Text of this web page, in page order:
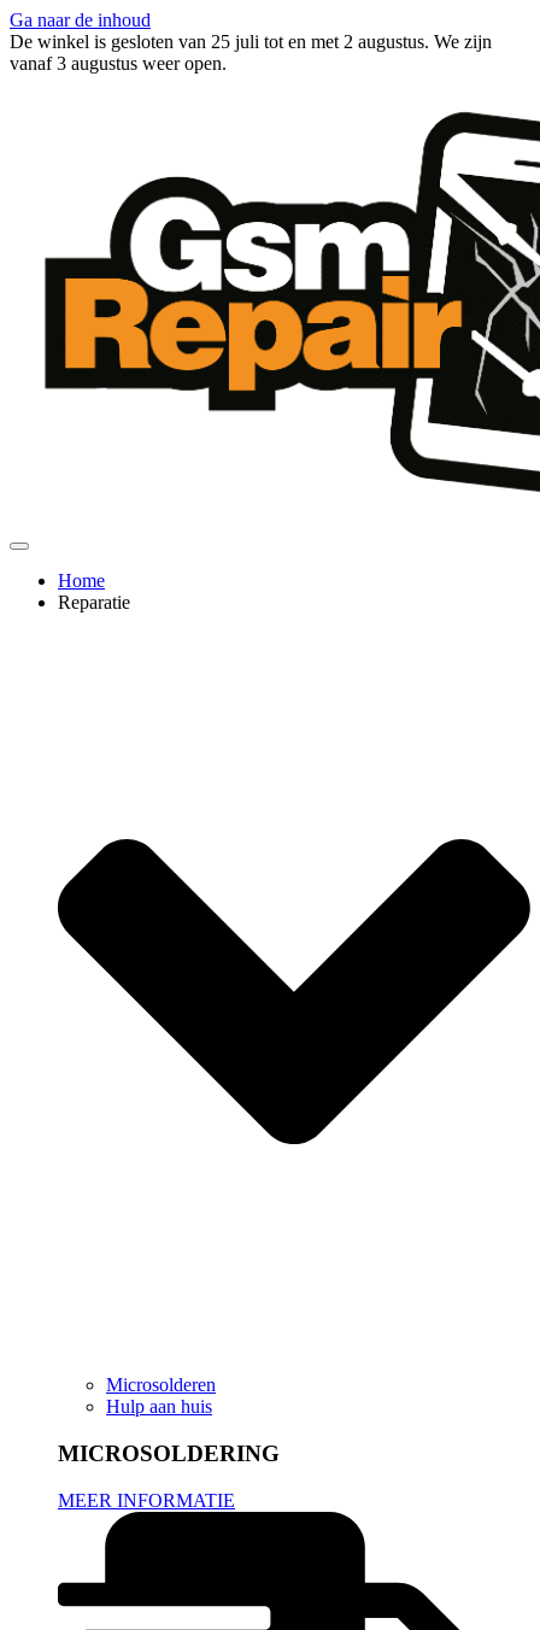
Ga naar de inhoud
De winkel is gesloten van 25 juli tot en met 2 augustus. We zijn
vanaf 3 augustus weer open.
Home
Reparatie
Microsolderen
Hulp aan huis
MICROSOLDERING
MEER INFORMATIE